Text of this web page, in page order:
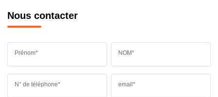
Nous contacter
Prénom* NOM*
N° de téléphone* email*